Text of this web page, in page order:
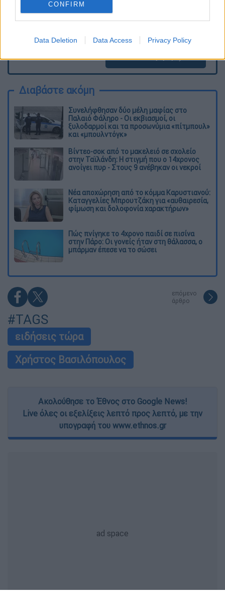
CONFIRM
Data Deletion Data Access Privacy Policy
καταχώρηση
Διαβάστε ακόμη
Συνελήφθησαν δύο μέλη μαφίας στο
Παλαιό Φάληρο - Οι εκβιασμοί, οι
ξυλοδαρμοί και τα προσωνύμια «πίτμπουλ»
και «μπουλντόγκ»
Βίντεο-σοκ από το μακελειό σε σχολείο
στην Ταϊλάνδη: Η στιγμή που ο 14χρονος
ανοίγει πυρ - Στους 9 ανέβηκαν οι νεκροί
Νέα αποχώρηση από το κόμμα Καρυστιανού:
Καταγγελίες Μπρουτζάκη για «αυθαιρεσία,
φίμωση και δολοφονία χαρακτήρων»
Πώς πνίγηκε το 4χρονο παιδί σε πισίνα
στην Πάρο: Οι γονείς ήταν στη θάλασσα, ο
μπάρμαν έπεσε να το σώσει
επόμενο
άρθρο
#TAGS
ειδήσεις τώρα
Χρήστος Βασιλόπουλος
Ακολούθησε το Έθνος στο Google News!
Live όλες οι εξελίξεις λεπτό προς λεπτό, με την
υπογραφή του www.ethnos.gr